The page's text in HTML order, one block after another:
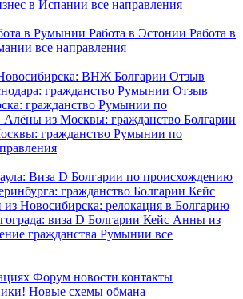
в Испании все направления
в Румынии Работа в Эстонии Работа в
все направления
ВНЖ Болгарии Отзыв
гражданство Румынии Отзыв
гражданство Румынии по
из Москвы: гражданство Болгарии
гражданство Румынии по
Виза D Болгарии по происхождению
гражданство Болгарии Кейс
из Новосибирска: релокация в Болгарию
виза D Болгарии Кейс Анны из
гражданства Румынии все
Форум новости контакты
Новые схемы обмана